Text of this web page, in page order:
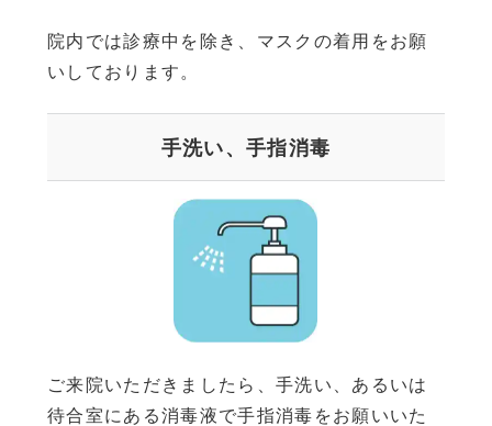
院内では診療中を除き、マスクの着用をお願
いしております。
手洗い、手指消毒
ご来院いただきましたら、手洗い、あるいは
待合室にある消毒液で手指消毒をお願いいた